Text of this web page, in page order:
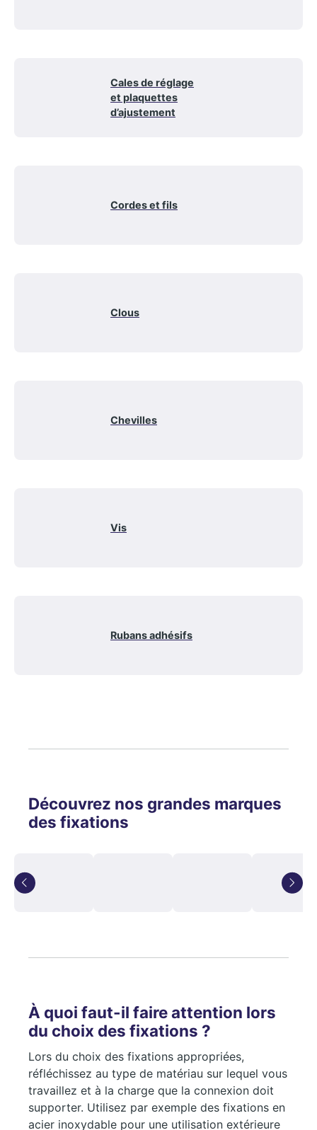
Cales de réglage
et plaquettes
d’ajustement
Cordes et fils
Clous
Chevilles
Vis
Rubans adhésifs
Découvrez nos grandes marques
des fixations
À quoi faut-il faire attention lors
du choix des fixations ?
Lors du choix des fixations appropriées,
réfléchissez au type de matériau sur lequel vous
travaillez et à la charge que la connexion doit
supporter. Utilisez par exemple des fixations en
acier inoxydable pour une utilisation extérieure